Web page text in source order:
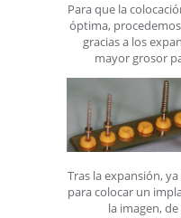
Para que la
óptima,
gracias a los
mayor grosor
Tras la expansión,
para colocar un
la imagen,